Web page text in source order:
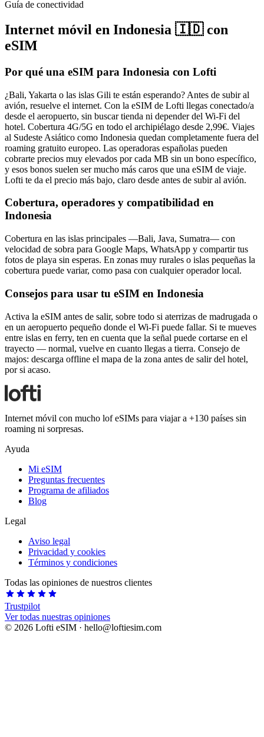
Guía de conectividad
Internet móvil en Indonesia 🇮🇩con
eSIM
Por qué una eSIM para Indonesia con Lofti
¿Bali, Yakarta o las islas Gili te están esperando? Antes de subir al
avión, resuelve el internet. Con la eSIM de Lofti llegas conectado/a
desde el aeropuerto, sin buscar tienda ni depender del Wi-Fi del
hotel. Cobertura 4G/5G en todo el archipiélago desde 2,99€. Viajes
al Sudeste Asiático como Indonesia quedan completamente fuera del
roaming gratuito europeo. Las operadoras españolas pueden
cobrarte precios muy elevados por cada MB sin un bono específico,
y esos bonos suelen ser mucho más caros que una eSIM de viaje.
Lofti te da el precio más bajo, claro desde antes de subir al avión.
Cobertura, operadores y compatibilidad en
Indonesia
Cobertura en las islas principales —Bali, Java, Sumatra— con
velocidad de sobra para Google Maps, WhatsApp y compartir tus
fotos de playa sin esperas. En zonas muy rurales o islas pequeñas la
cobertura puede variar, como pasa con cualquier operador local.
Consejos para usar tu eSIM en Indonesia
Activa la eSIM antes de salir, sobre todo si aterrizas de madrugada o
en un aeropuerto pequeño donde el Wi-Fi puede fallar. Si te mueves
entre islas en ferry, ten en cuenta que la señal puede cortarse en el
trayecto — normal, vuelve en cuanto llegas a tierra. Consejo de
majos: descarga offline el mapa de la zona antes de salir del hotel,
por si acaso.
Internet móvil con mucho lof eSIMs para viajar a +130 países sin
roaming ni sorpresas.
Ayuda
Mi eSIM
Preguntas frecuentes
Programa de afiliados
Blog
Legal
Aviso legal
Privacidad y cookies
Términos y condiciones
Todas las opiniones de nuestros clientes
starstarstarstarstar
Trustpilot
Ver todas nuestras opiniones
© 2026 Lofti eSIM · hello@loftiesim.com